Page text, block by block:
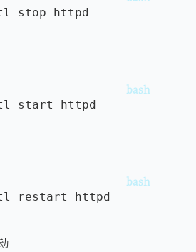
stop httpd
start httpd
restart httpd